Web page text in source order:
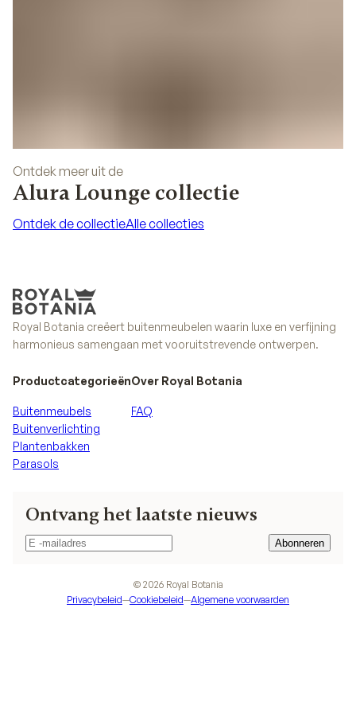
Ontdek meer uit de
Alura Lounge collectie
Ontdek de collectieAlle collecties
Royal Botania creëert buitenmeubelen waarin luxe en verfijning
harmonieus samengaan met vooruitstrevende ontwerpen.
Ontvang het laatste nieuws
Abonneren
Abonneren
Productcategorieën
Buitenmeubels
Buitenverlichting
Plantenbakken
Parasols
Over Royal Botania
FAQ
© 2026 Royal Botania
Privacybeleid—Cookiebeleid—Algemene voorwaarden